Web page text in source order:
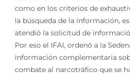
como en los criterios de
la búsqueda de la información,
atendió la solicitud de
Por eso el IFAI, ordenó a la
información complementaria
combate al narcotráfico que se